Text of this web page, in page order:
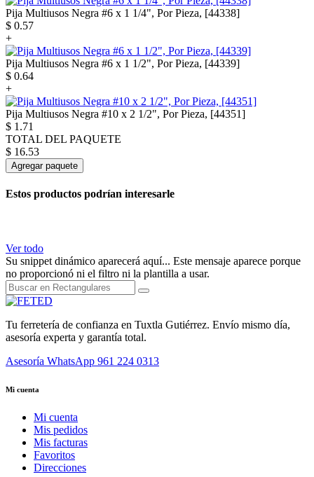
Pija Multiusos Negra #6 x 1 1/4", Por Pieza, [44338]
$ 0.57
+
Pija Multiusos Negra #6 x 1 1/2", Por Pieza, [44339]
$ 0.64
+
Pija Multiusos Negra #10 x 2 1/2", Por Pieza, [44351]
$ 1.71
TOTAL DEL PAQUETE
$ 16.53
Agregar paquete
Estos productos podrían interesarle
Ver todo
Su snippet dinámico aparecerá aquí... Este mensaje aparece porque
no proporcionó ni el filtro ni la plantilla a usar.
Tu ferretería de confianza en Tuxtla Gutiérrez. Envío mismo día,
asesoría experta y garantía total.
Asesoría WhatsApp 961 224 0313
Mi cuenta
Mi cuenta
Mis pedidos
Mis facturas
Favoritos
Direcciones